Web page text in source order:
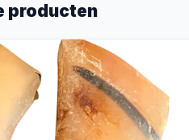
producten